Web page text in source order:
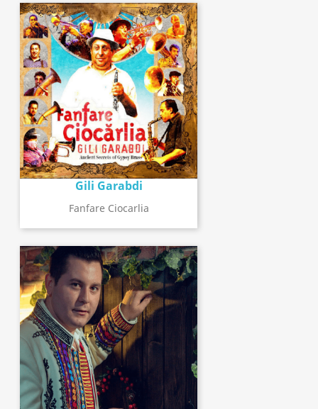
Gili Garabdi
Fanfare Ciocarlia